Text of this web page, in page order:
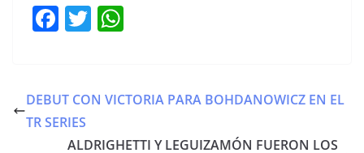
F
e
b
T
er s
DEBUT CON VICTORIA PARA BOHDANOWICZ EN EL
TR SERIES
ALDRIGHETTI Y LEGUIZAMÓN FUERON LOS